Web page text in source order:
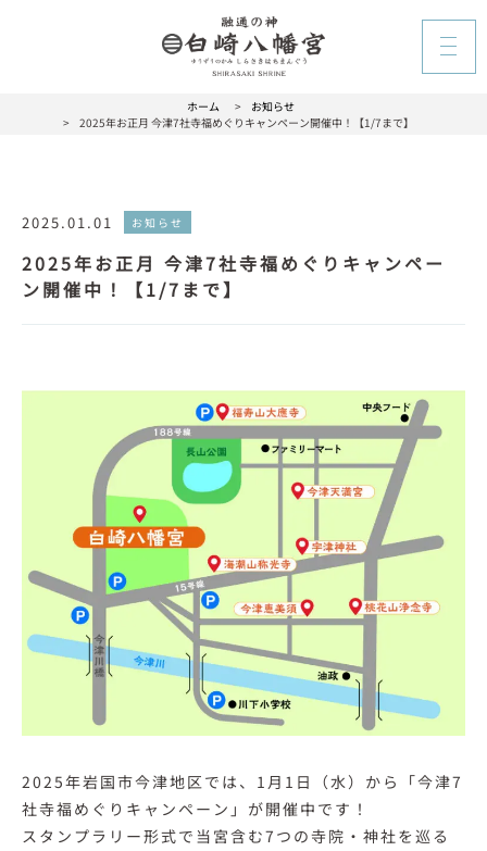
ホーム >
お知らせ
> 2025年お正月 今津7社寺福めぐりキャンペーン開催中！【1/7まで】
2025.01.01 お知らせ
2025年お正月 今津7社寺福めぐりキャンペー
ン開催中！【1/7まで】
2025年岩国市今津地区では、1月1日（水）から「今津7
社寺福めぐりキャンペーン」が開催中です！
スタンプラリー形式で当宮含む7つの寺院・神社を巡る